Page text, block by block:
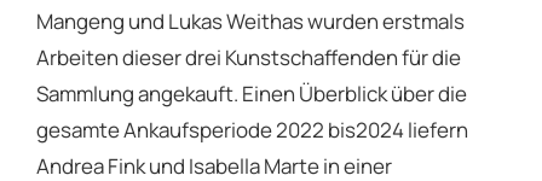
Mangeng und Lukas Weithas wurden erstmals
Arbeiten dieser drei Kunstschaffenden für die
Sammlung angekauft. Einen Überblick über die
gesamte Ankaufsperiode 2022 bis2024 liefern
Andrea Fink und Isabella Marte in einer